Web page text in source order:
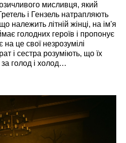
мисливця, який
і Гензель натрапляють
належить літній жінці, на ім'я
голодних героїв і пропонує
це свої незрозумілі
і сестра розуміють, що їх
голод і холод…